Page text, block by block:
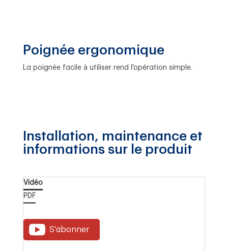
Poignée ergonomique
La poignée facile à utiliser rend l'opération simple.
Installation, maintenance et
informations sur le produit
Vidéo
PDF
S'abonner